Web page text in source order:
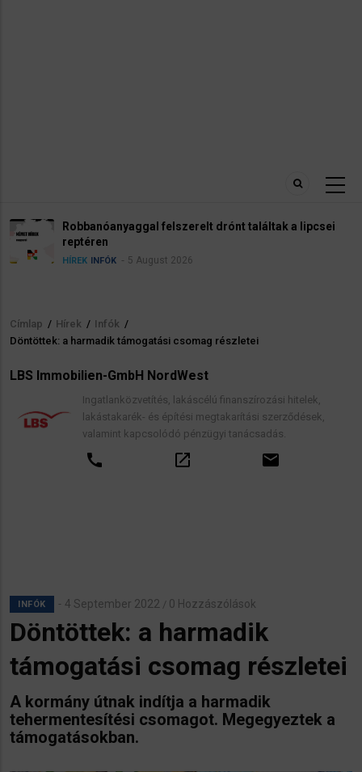
Robbanóanyaggal felszerelt drónt találtak a lipcsei
reptéren
HÍREK INFÓK 5 August 2026
Morzsa
Címlap / Hírek / Infók /
Döntöttek: a harmadik támogatási csomag részletei
LBS Immobilien-GmbH NordWest
Ingatlanközvetítés, lakáscélú finanszírozási hitelek,
lakástakarék- és építési megtakarítási szerződések,
valamint kapcsolódó pénzügyi tanácsadás.
call open_in_new email
INFÓK 4 September 2022/ 0 Hozzászólások
Döntöttek: a harmadik
támogatási csomag részletei
A kormány útnak indítja a harmadik
tehermentesítési csomagot. Megegyeztek a
támogatásokban.